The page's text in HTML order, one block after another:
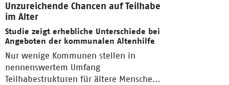
Unzureichende Chancen auf Teilhabe
im Alter
Studie zeigt erhebliche Unterschiede bei
Angeboten der kommunalen Altenhilfe
Nur wenige Kommunen stellen in
nennenswertem Umfang
Teilhabestrukturen für ältere Menschen